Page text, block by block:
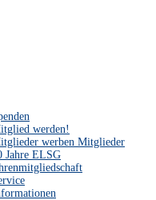
werden!
werben Mitglieder
Jahre ELSG